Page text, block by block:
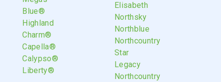
Blue®
Highland
Charm®
Capella®
Calypso®
Liberty®
Elisabeth
Northsky
Northblue
Northcountry
Star
Legacy
Northcountry